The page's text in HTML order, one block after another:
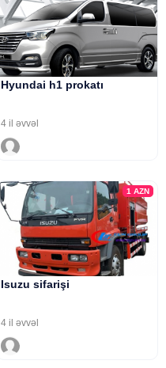
Hyundai h1 prokatı
4 il əvvəl
1 AZN
Isuzu sifarişi
4 il əvvəl